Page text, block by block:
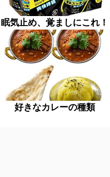
眠気止め、覚ましにこれ！
好きなカレーの種類